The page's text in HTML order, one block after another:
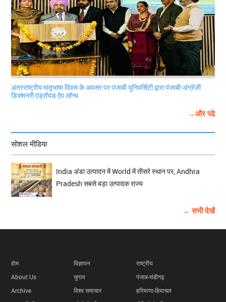
अंतरराष्ट्रीय मातृभाषा दिवस के अवसर पर पंजाबी यूनिवर्सिटी द्वारा पंजाबी-अंग्रेज़ी
डिक्शनरी एंड्रॉयड ऐप लॉन्च
→और पढे
सोशल मीडिया
India अंडा उत्पादन में World में तीसरे स्थान पर, Andhra
Pradesh सबसे बड़ा उत्पादक राज्य
→ सभी देखें
होम
About Us
Archive
विज्ञापन
चुनाव
विश्व समाचार
राष्ट्रीय
पंजाब-चंडीगढ़
हरियाणा-हिमाचल